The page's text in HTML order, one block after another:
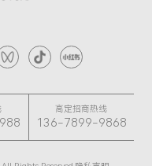
高定招商热线
136-7899-9868